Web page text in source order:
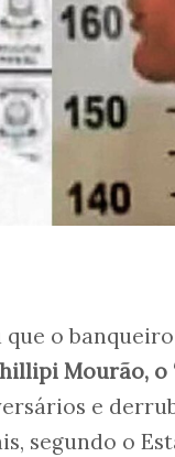
que o banqueiro
Mourão, o
e
segundo o